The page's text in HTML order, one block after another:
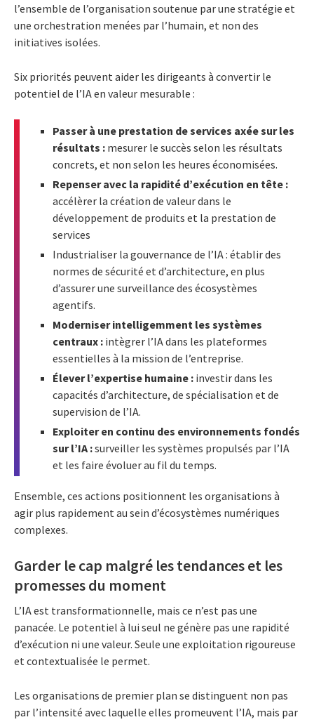
l’ensemble de l’organisation soutenue par une stratégie et
une orchestration menées par l’humain, et non des
initiatives isolées.
Six priorités peuvent aider les dirigeants à convertir le
potentiel de l’IA en valeur mesurable :
Passer à une prestation de services axée sur les
résultats : mesurer le succès selon les résultats
concrets, et non selon les heures économisées.
Repenser avec la rapidité d’exécution en tête :
accélèrer la création de valeur dans le
développement de produits et la prestation de
services
Industrialiser la gouvernance de l’IA : établir des
normes de sécurité et d’architecture, en plus
d’assurer une surveillance des écosystèmes
agentifs.
Moderniser intelligemment les systèmes
centraux : intègrer l’IA dans les plateformes
essentielles à la mission de l’entreprise.
Élever l’expertise humaine : investir dans les
capacités d’architecture, de spécialisation et de
supervision de l’IA.
Exploiter en continu des environnements fondés
sur l’IA :surveiller les systèmes propulsés par l’IA
et les faire évoluer au fil du temps.
Ensemble, ces actions positionnent les organisations à
agir plus rapidement au sein d’écosystèmes numériques
complexes.
Garder le cap malgré les tendances et les
promesses du moment
L’IA est transformationnelle, mais ce n’est pas une
panacée. Le potentiel à lui seul ne génère pas une rapidité
d’exécution ni une valeur. Seule une exploitation rigoureuse
et contextualisée le permet.
Les organisations de premier plan se distinguent non pas
par l’intensité avec laquelle elles promeuvent l’IA, mais par